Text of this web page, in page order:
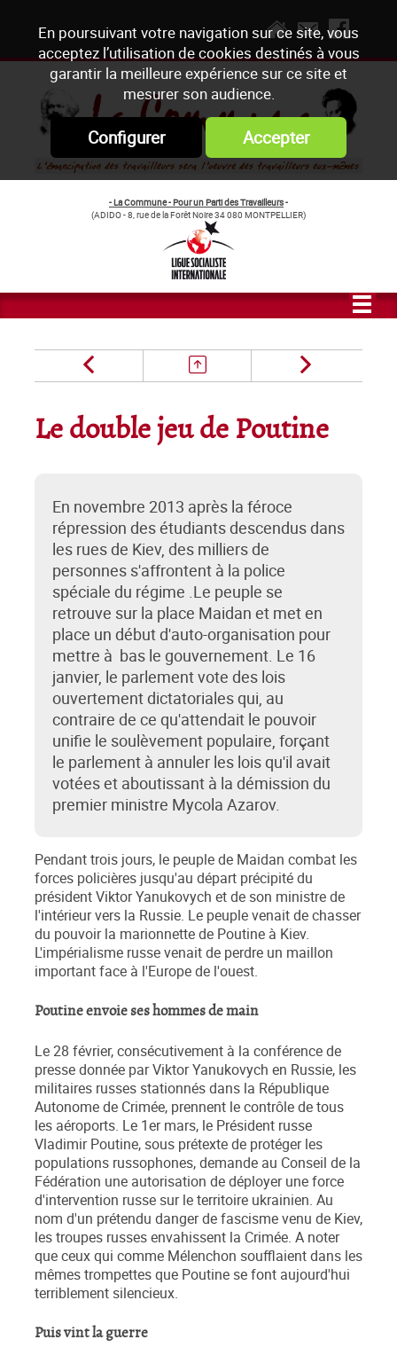
En poursuivant votre navigation sur ce site, vous
acceptez l’utilisation de cookies destinés à vous
garantir la meilleure expérience sur ce site et
mesurer son audience.
Configurer Accepter
- La Commune - Pour un Parti des Travailleurs-
(ADIDO - 8, rue de la Forêt Noire 34 080 MONTPELLIER)
Le double jeu de Poutine
En novembre 2013 après la féroce
répression des étudiants descendus dans
les rues de Kiev, des milliers de
personnes s'affrontent à la police
spéciale du régime .Le peuple se
retrouve sur la place Maidan et met en
place un début d'auto-organisation pour
mettre à bas le gouvernement. Le 16
janvier, le parlement vote des lois
ouvertement dictatoriales qui, au
contraire de ce qu'attendait le pouvoir
unifie le soulèvement populaire, forçant
le parlement à annuler les lois qu'il avait
votées et aboutissant à la démission du
premier ministre Mycola Azarov.
Pendant trois jours, le peuple de Maidan combat les
forces policières jusqu'au départ précipité du
président Viktor Yanukovych et de son ministre de
l'intérieur vers la Russie. Le peuple venait de chasser
du pouvoir la marionnette de Poutine à Kiev.
L'impérialisme russe venait de perdre un maillon
important face à l'Europe de l'ouest.
Poutine envoie ses hommes de main
Le 28 février, consécutivement à la conférence de
presse donnée par Viktor Yanukovych en Russie, les
militaires russes stationnés dans la République
Autonome de Crimée, prennent le contrôle de tous
les aéroports. Le 1er mars, le Président russe
Vladimir Poutine, sous prétexte de protéger les
populations russophones, demande au Conseil de la
Fédération une autorisation de déployer une force
d'intervention russe sur le territoire ukrainien. Au
nom d'un prétendu danger de fascisme venu de Kiev,
les troupes russes envahissent la Crimée. A noter
que ceux qui comme Mélenchon soufflaient dans les
mêmes trompettes que Poutine se font aujourd'hui
terriblement silencieux.
Puis vint la guerre